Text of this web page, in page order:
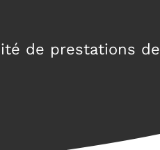
de prestations de